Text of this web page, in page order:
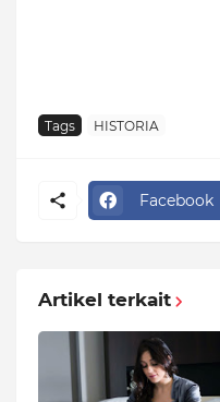
Tags HISTORIA
Facebook
Artikel terkait